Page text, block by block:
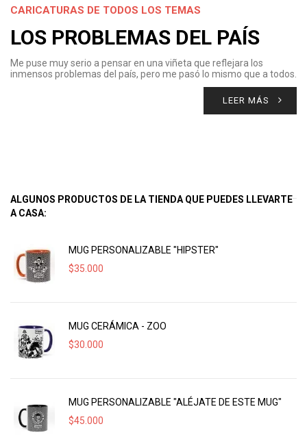
CARICATURAS DE TODOS LOS TEMAS
LOS PROBLEMAS DEL PAÍS
Me puse muy serio a pensar en una viñeta que reflejara los
inmensos problemas del país, pero me pasó lo mismo que a todos.
LEER MÁS
ALGUNOS PRODUCTOS DE LA TIENDA QUE PUEDES LLEVARTE
A CASA:
MUG PERSONALIZABLE "HIPSTER"
$35.000
MUG CERÁMICA - ZOO
$30.000
MUG PERSONALIZABLE "ALÉJATE DE ESTE MUG"
$45.000